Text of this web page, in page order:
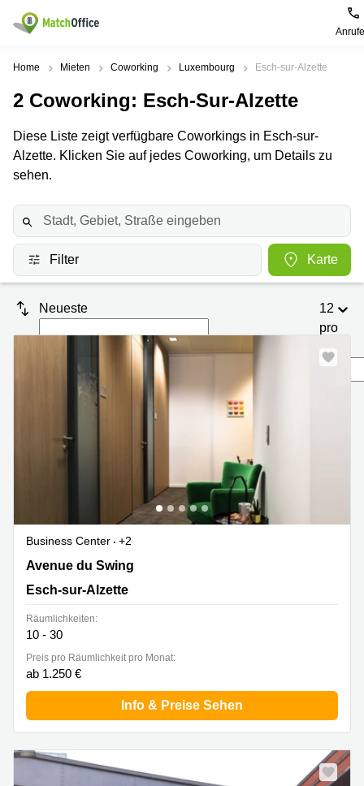
Mieten / Vermieten
Pages
produits
Bureau
d’affaires
Coworking
Salles
de
virtuel
Villes
Luxembourg
Esch-
Alzette
Senningerberg
Bertrange
Recherches
Сoworking
Luxembourg
réunion
Luxembourg
Coworking
Bertrange
d'affaires
Сoworking
Сoworking
sur-
Alzette
Bureaux
Luxembourg
Centres
d’affaires
Bertrange
Esch-
sur-
Alzette
Hilfe
Über uns
Preis
Log-in
Sprache wählen
Luxembourg
Home Mieten Coworking Luxembourg Esch-sur-Alzette
2 Coworking: Esch-Sur-Alzette
Diese Liste zeigt verfügbare Coworkings in Esch-sur-
Alzette. Klicken Sie auf jedes Coworking, um Details zu
sehen.
Filter Karte
Neueste
12
pro
Business Center
+2
7 Avenue du Swing, Belval, Esch-sur-Alzette
Avenue du Swing
Esch-sur-Alzette
Räumlichkeiten:
10 - 30
Preis pro Räumlichkeit pro Monat:
ab 1.250 €
Info & Preise Sehen